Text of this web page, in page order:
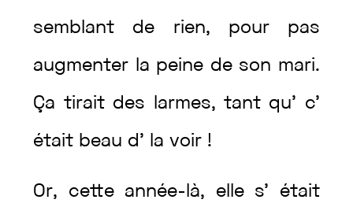
semblant de rien, pour pas
augmenter la peine de son mari.
Ça tirait des larmes, tant qu’ c’
était beau d’ lavoir !
Or, cette année-là, elle s’ était